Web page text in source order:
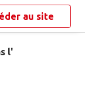
au site
l'